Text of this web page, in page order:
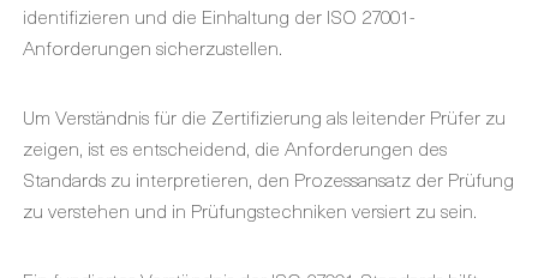
identifizieren und die Einhaltung der ISO 27001-
Anforderungen sicherzustellen.
Um Verständnis für die Zertifizierung als leitender Prüfer zu
zeigen, ist es entscheidend, die Anforderungen des
Standards zu interpretieren, den Prozessansatz der Prüfung
zu verstehen und in Prüfungstechniken versiert zu sein.